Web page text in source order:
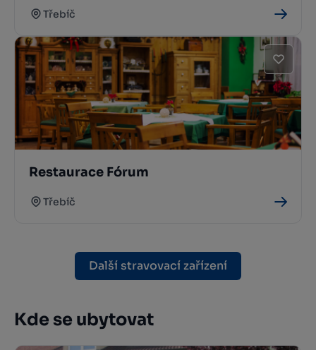
Třebíč
Restaurace Fórum
Třebíč
Další stravovací zařízení
Kde se ubytovat